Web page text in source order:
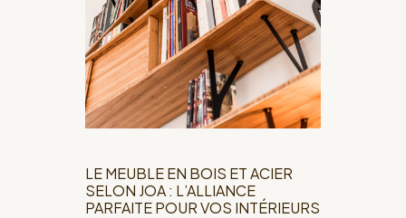
LE MEUBLE EN BOIS ET ACIER
SELON JOA : L’ALLIANCE
PARFAITE POUR VOS INTÉRIEURS